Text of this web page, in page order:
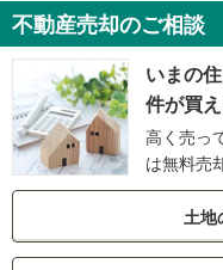
不動産売却のご相談
いまの
件が買
高く売っ
は無料売
土地